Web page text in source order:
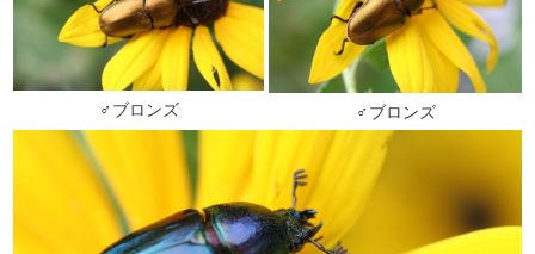
♂ブロンズ ♂ブロンズ